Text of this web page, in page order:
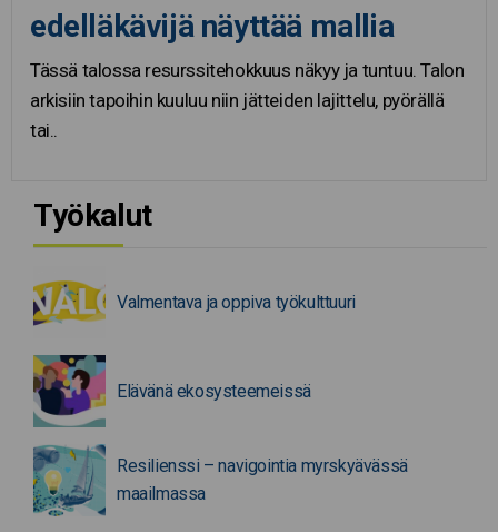
edelläkävijä näyttää mallia
Tässä talossa resurssitehokkuus näkyy ja tuntuu. Talon
arkisiin tapoihin kuuluu niin jätteiden lajittelu, pyörällä
tai..
Työkalut
Valmentava ja oppiva työkulttuuri
Elävänä ekosysteemeissä
Resilienssi – navigointia myrskyävässä
maailmassa